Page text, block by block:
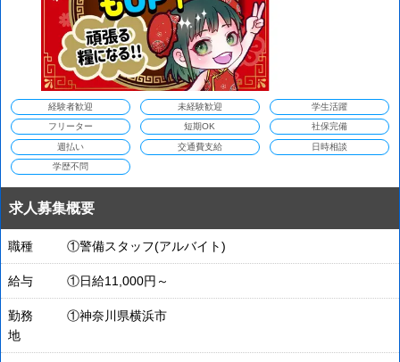
経験者歓迎 未経験歓迎 学生活躍
フリーター 短期OK 社保完備
週払い 交通費支給 日時相談
学歴不問
求人募集概要
職種 ①警備スタッフ(アルバイト)
給与 ①日給11,000円～
勤務
地
①神奈川県横浜市